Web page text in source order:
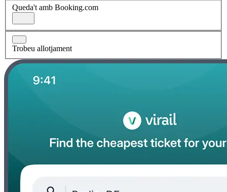
Queda't amb Booking.com
Trobeu allotjament